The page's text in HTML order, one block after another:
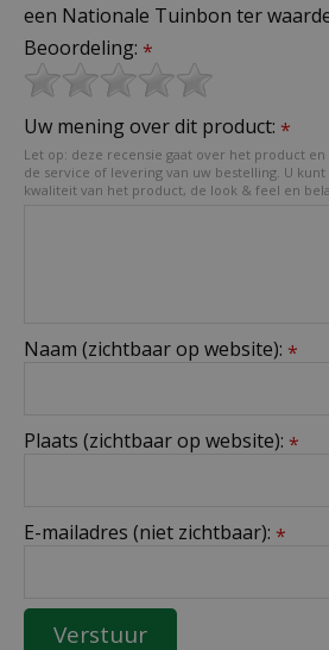
een Nationale Tuinbon ter
Beoordeling: *
Uw mening over dit product: *
Let op: deze recensie gaat over het product
de service of levering van uw bestelling. U
kwaliteit van het product, de look & feel en
Naam (zichtbaar op website): *
Plaats (zichtbaar op website): *
E-mailadres (niet zichtbaar): *